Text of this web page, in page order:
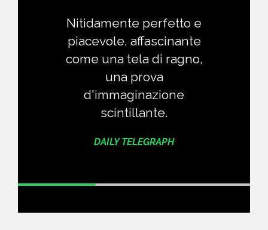
Nitidamente perfetto e
piacevole, affascinante
come una tela di ragno,
una prova
d'immaginazione
scintillante.
DAILY TELEGRAPH